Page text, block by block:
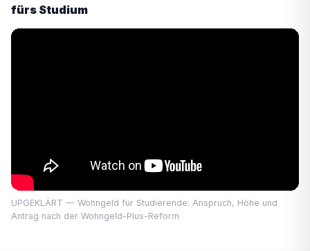
fürs Studium
UPGEKLÄRT — Wohngeld für Studierende: Anspruch, Höhe und
Antrag nach der Wohngeld-Plus-Reform